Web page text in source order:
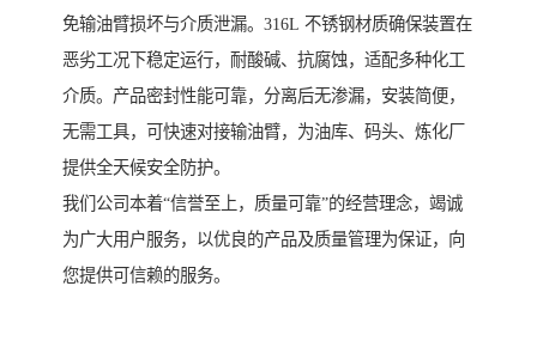
免输油臂损坏与介质泄漏。316L 不锈钢材质确保装置在
恶劣工况下稳定运行，耐酸碱、抗腐蚀，适配多种化工
介质。产品密封性能可靠，分离后无渗漏，安装简便，
无需工具，可快速对接输油臂，为油库、码头、炼化厂
提供全天候安全防护。
我们公司本着“信誉至上，质量可靠”的经营理念，竭诚
为广大用户服务，以优良的产品及质量管理为保证，向
您提供可信赖的服务。